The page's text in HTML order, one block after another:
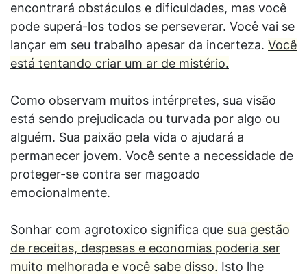
encontrará obstáculos e dificuldades, mas você
pode superá-los todos se perseverar. Você vai se
lançar em seu trabalho apesar da incerteza. Você
está tentando criar um ar de mistério.
Como observam muitos intérpretes, sua visão
está sendo prejudicada ou turvada por algo ou
alguém. Sua paixão pela vida o ajudará a
permanecer jovem. Você sente a necessidade de
proteger-se contra ser magoado
emocionalmente.
Sonhar com agrotoxico significa que sua gestão
de receitas, despesas e economias poderia ser
muito melhorada e você sabe disso. Isto lhe